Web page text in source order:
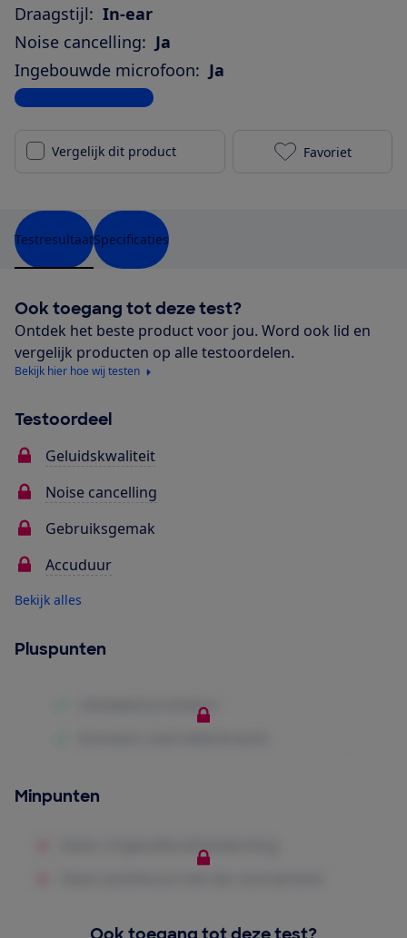
Draagstijl: In-ear
Noise cancelling: Ja
Ingebouwde microfoon: Ja
Bekijk alle specificaties
Vergelijk dit product Xiaomi
Favoriet
TestresultaatSpecificaties
Ook toegang tot deze test?
Ontdek het beste product voor jou. Word ook lid en
vergelijk producten op alle testoordelen.
Bekijk hier hoe wij testen
Testoordeel
Geluidskwaliteit
Noise cancelling
Gebruiksgemak
Accuduur
Bekijk alles
Pluspunten
Minpunten